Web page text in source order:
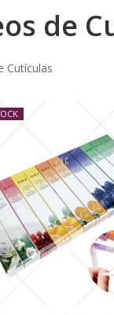
de
Cutículas